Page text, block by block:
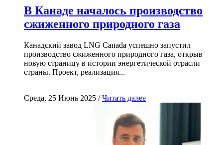
В Канаде началось производство
сжиженного природного газа
Канадский завод LNG Canada успешно запустил
производство сжиженного природного газа, открыв
новую страницу в истории энергетической отрасли
страны. Проект, реализация...
Среда, 25 Июнь 2025 /Читать далее